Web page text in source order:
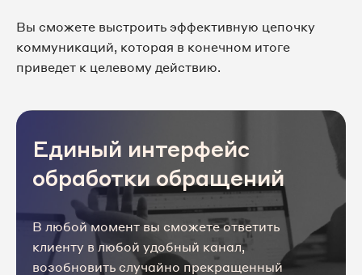
Вы сможете выстроить эффективную цепочку
коммуникаций, которая в конечном итоге
приведет к целевому действию.
Единый интерфейс
обработки обращений
В любой момент вы сможете ответить
клиенту в любой удобный канал,
возобновить случайно прекращенный